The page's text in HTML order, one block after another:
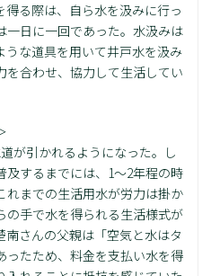
る際は、自ら水を汲みに行っ
一日に一回であった。水汲みは
うな道具を用いて井戸水を汲み
合わせ、協力して生活してい
が引かれるようになった。し
するまでには、1～2年程の時
れまでの生活用水が労力は掛か
の手で水を得られる生活様式が
さんの父親は「空気と水はタ
ったため、料金を支払い水を得